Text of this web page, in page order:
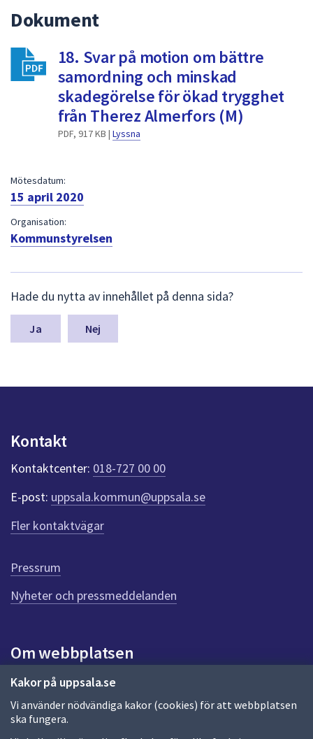
välja
något
av
dem.
Kakor på uppsala.se
Vi använder nödvändiga kakor (cookies) för att webbplatsen
ska fungera.
Dokument
18. Svar på motion om bättre
samordning och minskad
skadegörelse för ökad trygghet
från Therez Almerfors (M)
PDF, 917 KB | Lyssna
Mötesdatum:
15 april 2020
Organisation:
Kommunstyrelsen
ä
m
a
n
k
t
e
r
f
ö
r
e
n
n
a
d
a
Hade du nytta av innehållet på denna sida?
Nej
Kontakt
Kontaktcenter: 018-727 00 00
E-post: uppsala.kommun@uppsala.se
Fler kontaktvägar
Pressrum
Nyheter och pressmeddelanden
Om webbplatsen
Om webbplatsen
Allmänna handlingar och diarium
Behandling av personuppgifter